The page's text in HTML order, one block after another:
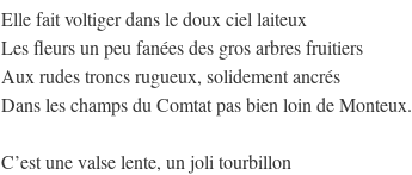
Elle fait voltiger dans le doux ciel laiteux
Les fleurs un peu fanées des gros arbres fruitiers
Aux rudes troncs rugueux, solidement ancrés
Dans les champs du Comtat pas bien loin de Monteux.
C’est une valse lente, un joli tourbillon